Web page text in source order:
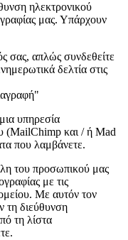
ηλεκτρονικού
μας. Υπάρχουν
σας, απλώς συνδεθείτε
δελτία στις
υπηρεσία
(MailChimp και / ή Mad
που λαμβάνετε.
του προσωπικού μας
με τις
Με αυτόν τον
τη διεύθυνση
τη λίστα